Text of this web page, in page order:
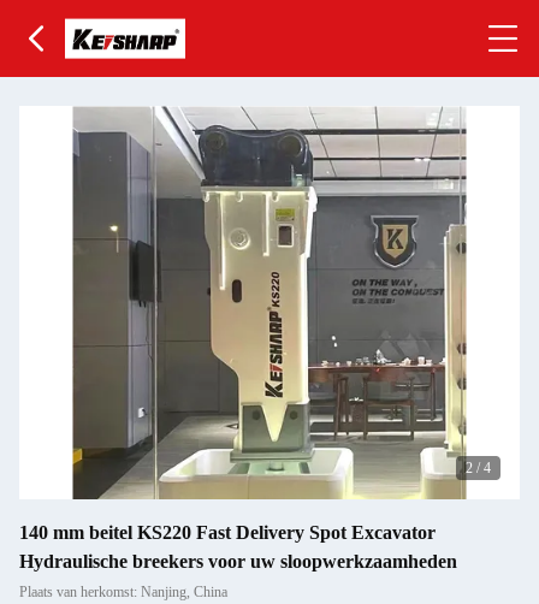
2 / 4
140 mm beitel KS220 Fast Delivery Spot Excavator
Hydraulische breekers voor uw sloopwerkzaamheden
Plaats van herkomst: Nanjing, China